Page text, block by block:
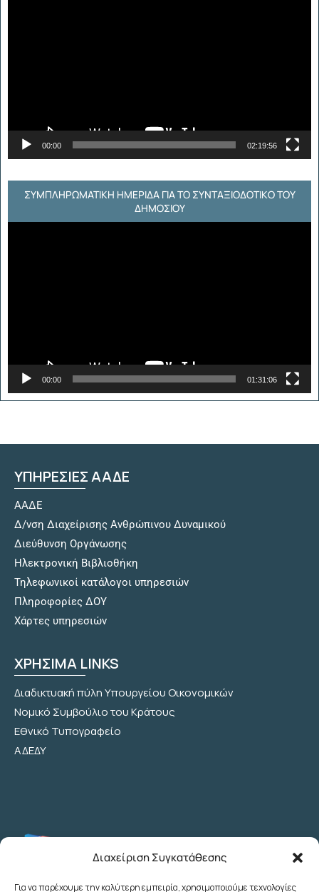
Διαχείριση Συγκατάθεσης
Για να παρέχουμε την καλύτερη εμπειρία, χρησιμοποιούμε τεχνολογίες
00:00 02:19:56
ΣΥΜΠΛΗΡΩΜΑΤΙΚΗ ΗΜΕΡΙΔΑ ΓΙΑ ΤΟ ΣΥΝΤΑΞΙΟΔΟΤΙΚΟ ΤΟΥ
ΔΗΜΟΣΙΟΥ
00:00 01:31:06
ΥΠΗΡΕΣΙΕΣ ΑΑΔΕ
ΑΑΔΕ
Δ/νση Διαχείρισης Ανθρώπινου Δυναμικού
Διεύθυνση Οργάνωσης
Hλεκτρονική Βιβλιοθήκη
Τηλεφωνικοί κατάλογοι υπηρεσιών
Πληροφορίες ΔΟΥ
Χάρτες υπηρεσιών
ΧΡΗΣΙΜΑ LINKS
Διαδικτυακή πύλη Υπουργείου Οικονομικών
Νομικό Συμβούλιο του Κράτους
Εθνικό Τυπογραφείο
ΑΔΕΔΥ